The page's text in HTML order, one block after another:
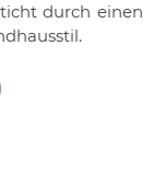
durch einen